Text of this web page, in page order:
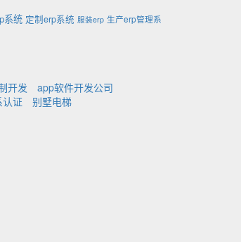
系统 定制erp系统 服装erp 生产erp管理系
开发
app软件开发公司
认证
别墅电梯